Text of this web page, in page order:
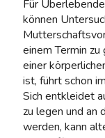
Für
können
einem Termin
einer
ist, führt schon
Sich entkleidet
zu legen und an
werden, kann